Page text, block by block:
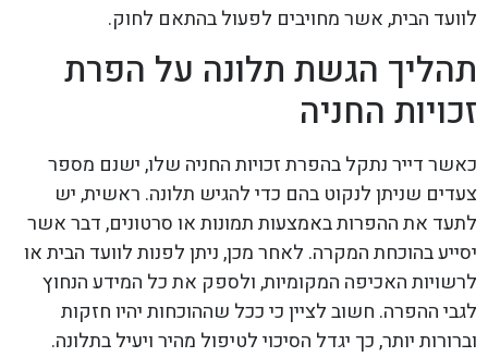
לוועד הבית, אשר מחויבים לפעול בהתאם לחוק.
תהליך הגשת תלונה על הפרת
זכויות החניה
כאשר דייר נתקל בהפרת זכויות החניה שלו, ישנם מספר
צעדים שניתן לנקוט בהם כדי להגיש תלונה. ראשית, יש
לתעד את ההפרות באמצעות תמונות או סרטונים, דבר אשר
יסייע בהוכחת המקרה. לאחר מכן, ניתן לפנות לוועד הבית או
לרשויות האכיפה המקומיות, ולספק את כל המידע הנחוץ
לגבי ההפרה. חשוב לציין כי ככל שההוכחות יהיו חזקות
וברורות יותר, כך יגדל הסיכוי לטיפול מהיר ויעיל בתלונה.